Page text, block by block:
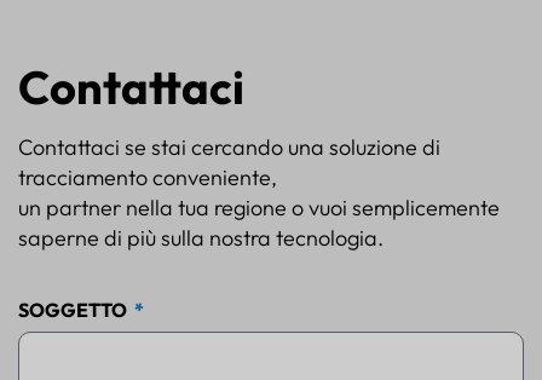
Contattaci
Contattaci se stai cercando una soluzione di
tracciamento conveniente,
un partner nella tua regione o vuoi semplicemente
saperne di più sulla nostra tecnologia.
SOGGETTO